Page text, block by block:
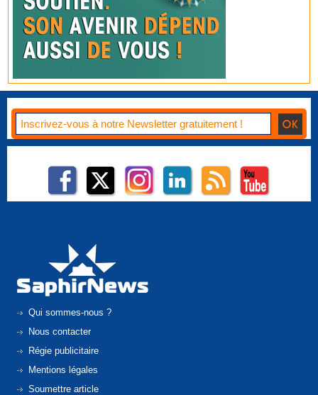
Qui sommes-nous ?
Nous contacter
Régie publicitaire
Mentions légales
Soumettre article